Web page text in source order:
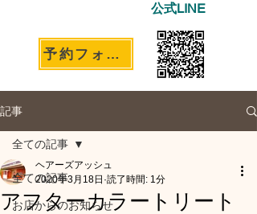
公式LINE
予約フォームへ
記事
全ての記事
お店からのお知らせ
全ての記事
アフターカラートリート
ヘアーズアッシュ
2020年3月18日 読了時間: 1分